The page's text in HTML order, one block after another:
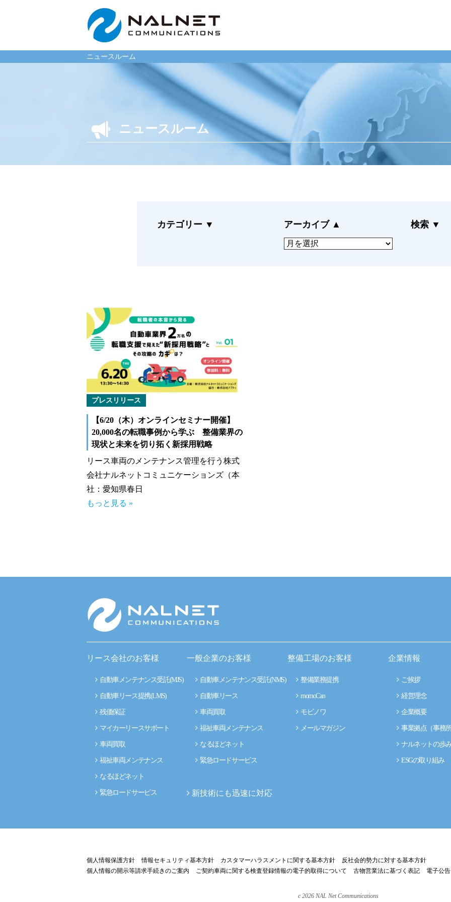
ニュースルーム
ニュースルーム
カテゴリー ▼ アーカイブ ▲ 検索 ▼
プレスリリース
【6/20（木）オンラインセミナー開催】
20,000名の転職事例から学ぶ 整備業界の
現状と未来を切り拓く新採用戦略
リース車両のメンテナンス管理を行う株式
会社ナルネットコミュニケーションズ（本
社：愛知県春日
もっと見る »
リース会社のお客様
自動車メンテナンス受託(MJS)
自動車リース提携(LMS)
残価保証
マイカーリースサポート
車両買取
福祉車両メンテナンス
なるほどネット
緊急ロードサービス
一般企業のお客様
自動車メンテナンス受託(NMS)
自動車リース
車両買取
福祉車両メンテナンス
なるほどネット
緊急ロードサービス
新技術にも迅速に対応
整備工場のお客様
整備業務提携
momoCan
モビノワ
メールマガジン
企業情報
ご挨拶
経営理念
企業概要
事業拠点（事務
ナルネットの歩
ESGの取り組み
個人情報保護方針 情報セキュリティ基本方針 カスタマーハラスメントに関する基本方針
反社会的勢力に対する基本方針
個人情報の開示等請求手続きのご案内
ご契約車両に関する検査登録情報の電子的取得について 古物営業法に基づく表記 電子公告
c 2026 NAL Net Communications
リース会社のお客様
自動車メンテナンス受託
(MJS)
福祉車両メンテナンス
一般企業のお客様
自動車メンテナンス受託
(NMS)
緊急ロードサービス
整備工場のお客様
整備業務提携
momoCan
モビノワ
企業情報
ご挨拶
企業概要